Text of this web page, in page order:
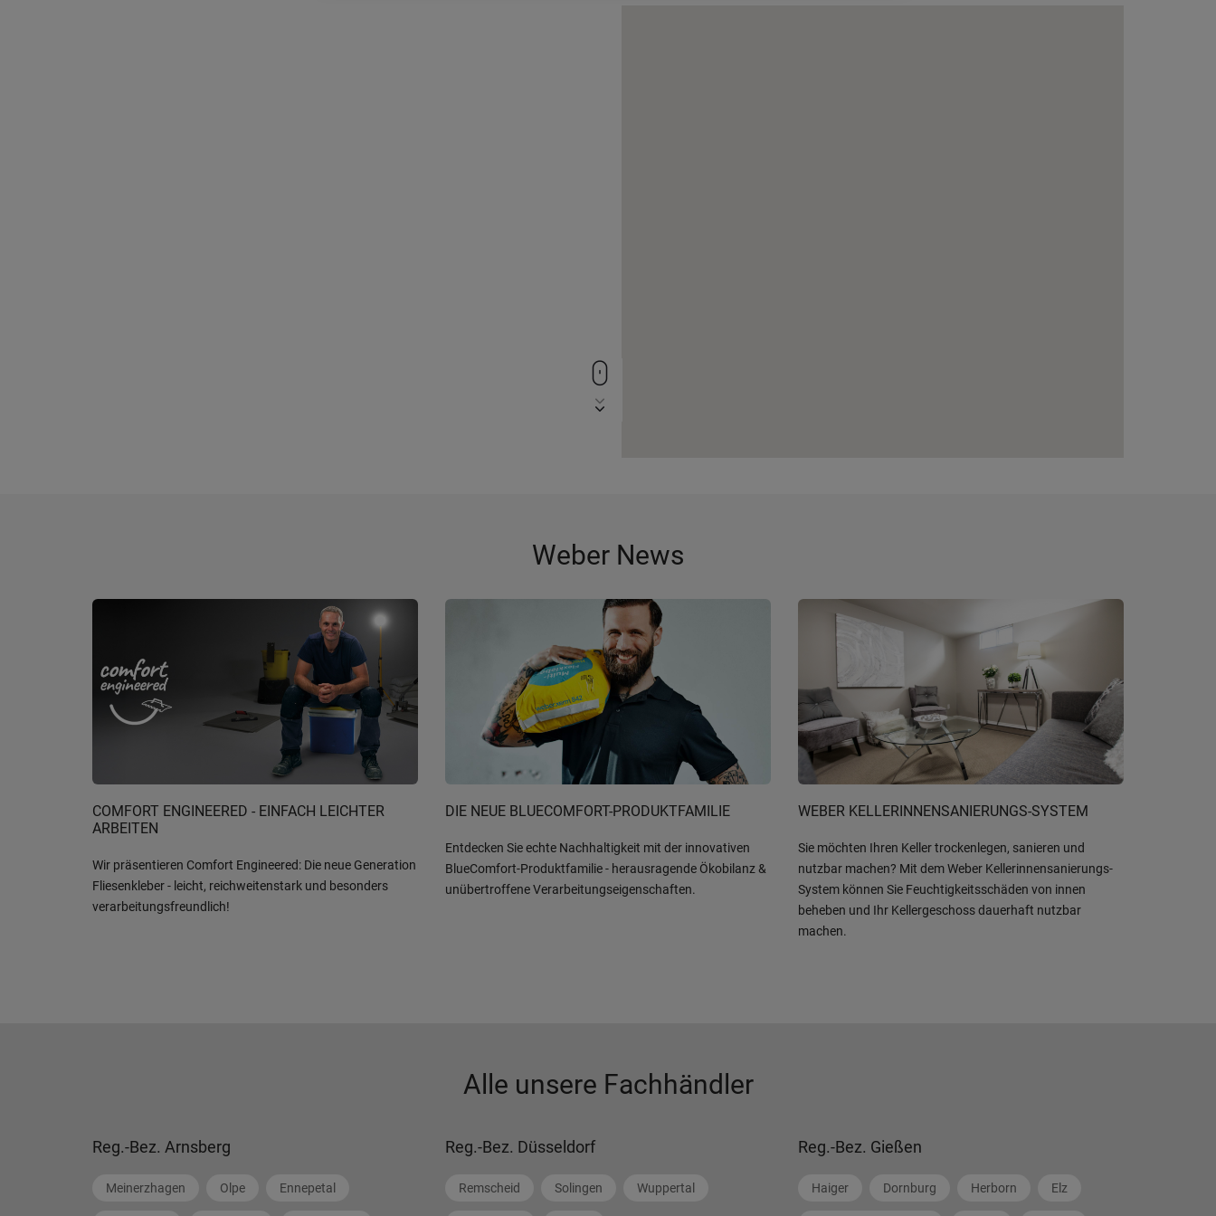
Weber News
COMFORT ENGINEERED - EINFACH LEICHTER
ARBEITEN
Wir präsentieren Comfort Engineered: Die neue Generation
Fliesenkleber - leicht, reichweitenstark und besonders
verarbeitungsfreundlich!
DIE NEUE BLUECOMFORT-PRODUKTFAMILIE
Entdecken Sie echte Nachhaltigkeit mit der innovativen
BlueComfort-Produktfamilie - herausragende Ökobilanz &
unübertroffene Verarbeitungseigenschaften.
WEBER KELLERINNENSANIERUNGS-SYSTEM
Sie möchten Ihren Keller trockenlegen, sanieren und
nutzbar machen? Mit dem Weber Kellerinnensanierungs-
System können Sie Feuchtigkeitsschäden von innen
beheben und Ihr Kellergeschoss dauerhaft nutzbar
machen.
Alle unsere Fachhändler
Reg.-Bez. Arnsberg
Meinerzhagen Olpe Ennepetal
Reg.-Bez. Düsseldorf
Remscheid Solingen Wuppertal
Reg.-Bez. Gießen
Haiger Dornburg Herborn Elz